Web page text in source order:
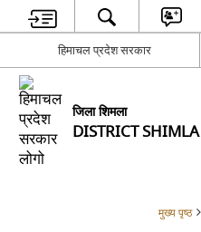
हिमाचल प्रदेश सरकार
जिला शिमला
DISTRICT SHIMLA
मुख्य पृष्ठ